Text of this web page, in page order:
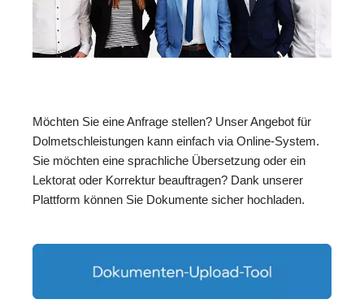
Möchten Sie eine Anfrage stellen? Unser Angebot für
Dolmetschleistungen kann einfach via Online-System.
Sie möchten eine sprachliche Übersetzung oder ein
Lektorat oder Korrektur beauftragen? Dank unserer
Plattform können Sie Dokumente sicher hochladen.